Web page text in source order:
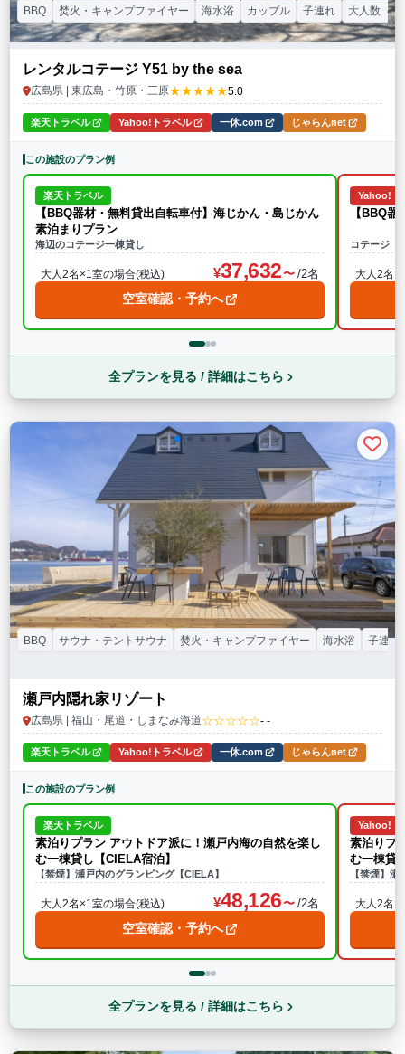
レンタルコテージ Y51 by the sea
広島県 | 東広島・竹原・三原★★★★★5.0
BBQ 焚火・キャンプファイヤー 海水浴 カップル 子連れ 大人数（
楽天トラベル Yahoo!トラベル 一休.com じゃらんnet
この施設のプラン例
楽天トラベル
【BBQ器材・無料貸出自転車付】海じかん・島じかん
素泊まりプラン
海辺のコテージ一棟貸し
大人2名×1室の場合(税込) 37,632 /2名
空室確認・予約へ
Yahoo!ト
【BBQ
コテージ
大人2名
全プランを見る / 詳細はこちら
瀬戸内隠れ家リゾート
広島県 | 福山・尾道・しまなみ海道☆☆☆☆☆- -
BBQ サウナ・テントサウナ 焚火・キャンプファイヤー 海水浴 子連れ
楽天トラベル Yahoo!トラベル 一休.com じゃらんnet
この施設のプラン例
楽天トラベル
素泊りプラン アウトドア派に！瀬戸内海の自然を楽し
む一棟貸し【CIELA宿泊】
【禁煙】瀬戸内のグランピング【CIELA】
大人2名×1室の場合(税込) 48,126 /2名
空室確認・予約へ
Yahoo!ト
素泊りプ
む一棟貸
【禁煙】
大人2名
全プランを見る / 詳細はこちら